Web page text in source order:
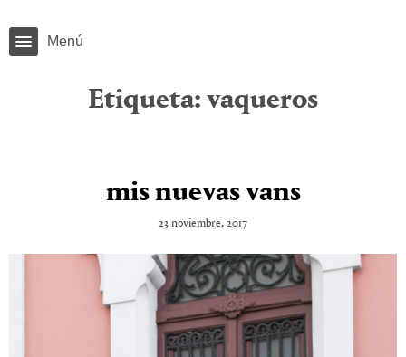
Menú
Etiqueta: vaqueros
mis nuevas vans
23 noviembre, 2017